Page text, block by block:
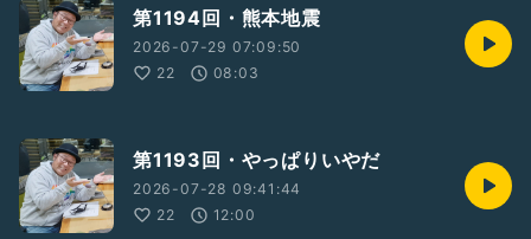
第1194回・熊本地震
2026-07-29 07:09:50
22
08:03
第1193回・やっぱりいやだ
2026-07-28 09:41:44
22
12:00